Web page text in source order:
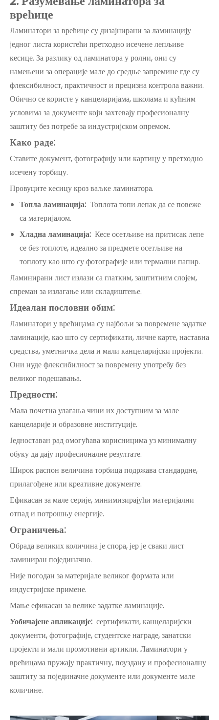
врећице
Ламинатори за врећице су дизајнирани за ламинацију
једног листа користећи претходно исечене лепљиве
кесице. За разлику од ламинатора у ролни, они су
намењени за операције мале до средње запремине где су
флексибилност, практичност и прецизна контрола важни.
Обично се користе у канцеларијама, школама и кућним
условима за документе који захтевају професионалну
заштиту без потребе за индустријском опремом.
Како раде:
Ставите документ, фотографију или картицу у претходно
исечену торбицу.
Провуците кесицу кроз ваљке ламинатора.
Топла ламинација: Топлота топи лепак да се повеже
са материјалом.
Хладна ламинација: Кесе осетљиве на притисак лепе
се без топлоте, идеално за предмете осетљиве на
топлоту као што су фотографије или термални папир.
Ламинирани лист излази са глатким, заштитним слојем,
спреман за излагање или складиштење.
Идеалан пословни обим:
Ламинатори у врећицама су најбољи за повремене задатке
ламинације, као што су сертификати, личне карте, наставна
средства, уметничка дела и мали канцеларијски пројекти.
Они нуде флексибилност за повремену употребу без
великог подешавања.
Предности:
Мала почетна улагања чини их доступним за мале
канцеларије и образовне институције.
Једноставан рад омогућава корисницима уз минималну
обуку да дају професионалне резултате.
Широк распон величина торбица подржава стандардне,
прилагођене или креативне документе.
Ефикасан за мале серије, минимизирајући материјални
отпад и потрошњу енергије.
Ограничења:
Обрада великих количина је спора, јер је сваки лист
ламиниран појединачно.
Није погодан за материјале великог формата или
индустријске примене.
Мање ефикасан за велике задатке ламинације.
Уобичајене апликације: сертификати, канцеларијски
документи, фотографије, студентске награде, занатски
пројекти и мали промотивни артикли. Ламинатори у
врећицама пружају практичну, поуздану и професионалну
заштиту за појединачне документе или документе мале
количине.